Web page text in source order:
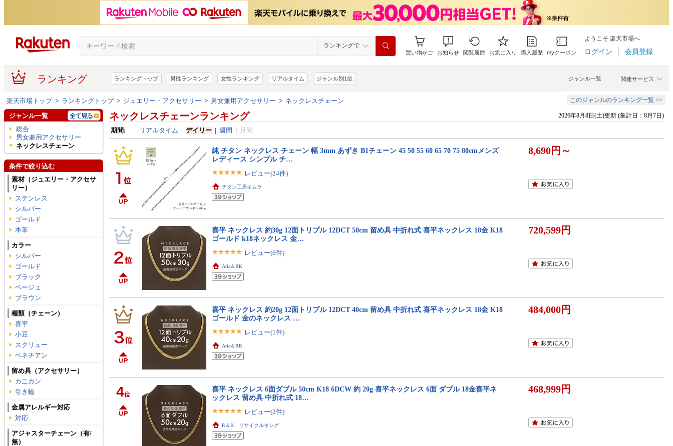
ランキングで
買い物かご お知らせ 閲覧履歴 お気に入り 購入履歴 myクーポン
ようこそ 楽天市場へ
ログイン 会員登録
ランキング 関連サービス
ジャンル一覧
ランキングトップ 男性ランキング 女性ランキング リアルタイム ジャンル別1位
楽天市場トップ> ランキングトップ> ジュエリー・アクセサリー > 男女兼用アクセサリー > ネックレスチェーン このジャンルのランキング一覧 >>
ネックレスチェーンランキング 2026年8月8日(土)更新 (集計日：8月7日)
期間: リアルタイム | デイリー| 週間 | 月間
純 チタン ネックレス チェーン 幅 3mm あずき B1チェーン 45 50 55 60 65 70 75 80cmメンズ
レディース シンプル チ…
レビュー(24件)
チタン工房キムラ
8,690円～
喜平 ネックレス 約30g 12面トリプル 12DCT 50cm 留め具 中折れ式 喜平ネックレス 18金 K18
ゴールド k18ネックレス 金…
レビュー(6件)
Aria＆RK
720,599円
喜平 ネックレス 約20g 12面トリプル 12DCT 40cm 留め具 中折れ式 喜平ネックレス 18金 K18
ゴールド 金のネックレス …
レビュー(1件)
Aria＆RK
484,000円
4位
喜平 ネックレス 6面ダブル 50cm K18 6DCW 約 20g 喜平ネックレス 6面 ダブル 18金喜平ネ
ックレス 留め具 中折れ式 18…
レビュー(2件)
R＆K リサイクルキング
468,999円
ジャンル一覧
総合
男女兼用アクセサリー
ネックレスチェーン
条件で絞り込む
素材（ジュエリー・アクセサ
リー）
ステンレス
シルバー
ゴールド
本革
カラー
シルバー
ゴールド
ブラック
ベージュ
ブラウン
種類（チェーン）
喜平
小豆
スクリュー
ベネチアン
留め具（アクセサリー）
カニカン
引き輪
金属アレルギー対応
対応
アジャスターチェーン（有/
無）